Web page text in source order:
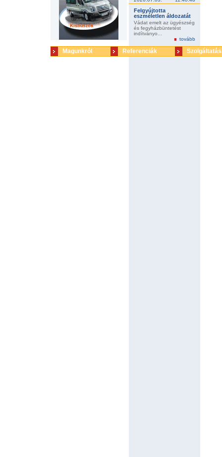
Felgyújtotta
eszméletlen áldozatát
Vádat emelt az ügyészség
és fegyházbüntetést
indítványo...
tovább
Magunkról Referenciák